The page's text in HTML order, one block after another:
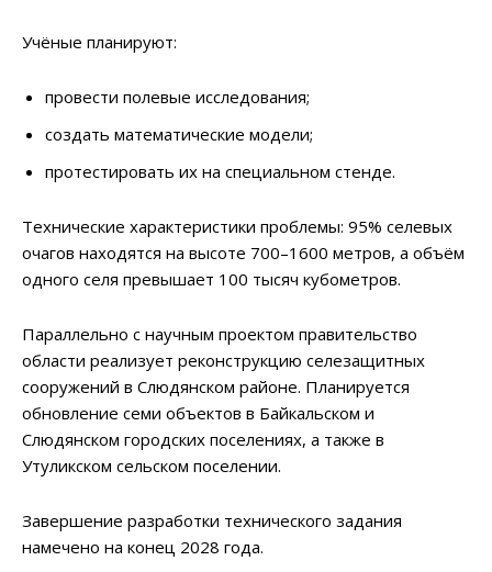
Учёные планируют:
провести полевые исследования;
создать математические модели;
протестировать их на специальном стенде.
Технические характеристики проблемы: 95% селевых
очагов находятся на высоте 700–1600 метров, а объём
одного селя превышает 100 тысяч кубометров.
Параллельно с научным проектом правительство
области реализует реконструкцию селезащитных
сооружений в Слюдянском районе. Планируется
обновление семи объектов в Байкальском и
Слюдянском городских поселениях, а также в
Утуликском сельском поселении.
Завершение разработки технического задания
намечено на конец 2028 года.